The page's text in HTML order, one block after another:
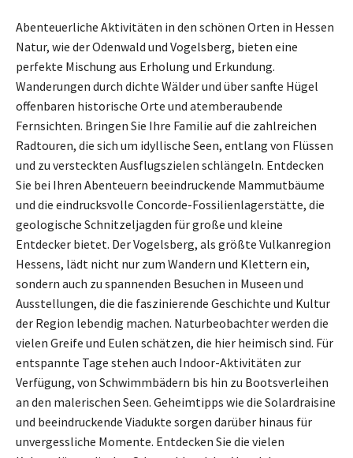
Abenteuerliche Aktivitäten in den schönen Orten in Hessen
Natur, wie der Odenwald und Vogelsberg, bieten eine
perfekte Mischung aus Erholung und Erkundung.
Wanderungen durch dichte Wälder und über sanfte Hügel
offenbaren historische Orte und atemberaubende
Fernsichten. Bringen Sie Ihre Familie auf die zahlreichen
Radtouren, die sich um idyllische Seen, entlang von Flüssen
und zu versteckten Ausflugszielen schlängeln. Entdecken
Sie bei Ihren Abenteuern beeindruckende Mammutbäume
und die eindrucksvolle Concorde-Fossilienlagerstätte, die
geologische Schnitzeljagden für große und kleine
Entdecker bietet. Der Vogelsberg, als größte Vulkanregion
Hessens, lädt nicht nur zum Wandern und Klettern ein,
sondern auch zu spannenden Besuchen in Museen und
Ausstellungen, die die faszinierende Geschichte und Kultur
der Region lebendig machen. Naturbeobachter werden die
vielen Greife und Eulen schätzen, die hier heimisch sind. Für
entspannte Tage stehen auch Indoor-Aktivitäten zur
Verfügung, von Schwimmbädern bis hin zu Bootsverleihen
an den malerischen Seen. Geheimtipps wie die Solardraisine
und beeindruckende Viadukte sorgen darüber hinaus für
unvergessliche Momente. Entdecken Sie die vielen